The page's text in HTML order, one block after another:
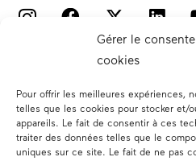
Gérer le
cookies
Pour offrir les meilleures expériences,
telles que les cookies pour stocker et/
appareils. Le fait de consentir à ces
traiter des données telles que le
uniques sur ce site. Le fait de ne pas
Votre